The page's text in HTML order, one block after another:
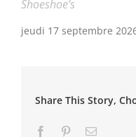
Shoeshoe’s
jeudi 17 septembre
Share This Story,
FacebookPinterestEmail